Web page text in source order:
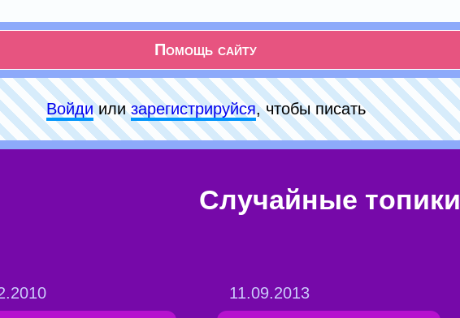
Помощь сайту
Войдиилизарeгиcтpируйся, чтобы писать
Случайные топики
11.09.2013